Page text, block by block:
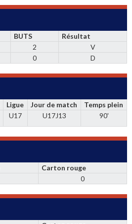
BUTS
Résultat
2
V
0 D
Ligue Jour de match
Temps plein
U17 U17J13 90'
Carton rouge
0